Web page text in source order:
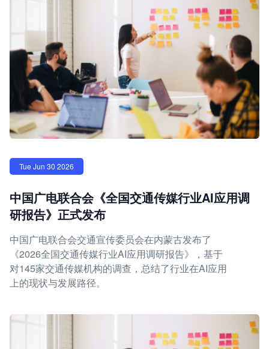
Tue Jun 30 2026
中国广电联合会《全国交通传媒行业AI应用调
研报告》正式发布
中国广电联合会交通宣传委员会在内蒙古发布了
《2026全国交通传媒行业AI应用调研报告》，基于
对145家交通传媒机构的调查，总结了行业在AI应用
上的现状与发展路径。